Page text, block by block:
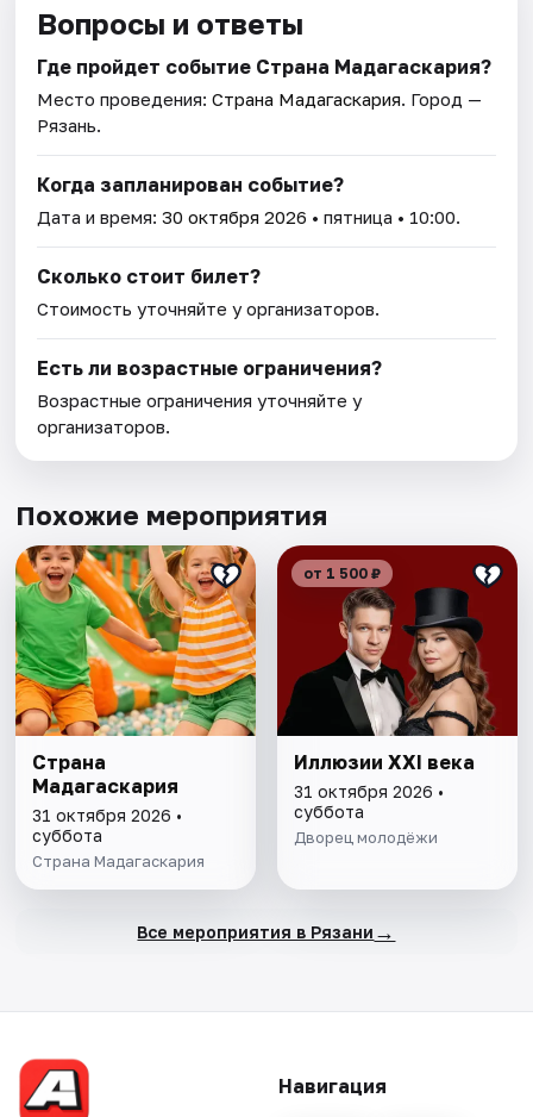
Вопросы и ответы
Где пройдет событие Страна Мадагаскария?
Место проведения:Страна Мадагаскария. Город —
Рязань.
Когда запланирован событие?
Дата и время:30 октября 2026 • пятница • 10:00.
Сколько стоит билет?
Стоимость уточняйте у организаторов.
Есть ли возрастные ограничения?
Возрастные ограничения уточняйте у
организаторов.
Похожие мероприятия
Страна
Мадагаскария
31 октября 2026 •
суббота
Страна Мадагаскария
от 1 500 ₽
Иллюзии XXI века
31 октября 2026 •
суббота
Дворец молодёжи
Все мероприятия в Рязани →
Навигация